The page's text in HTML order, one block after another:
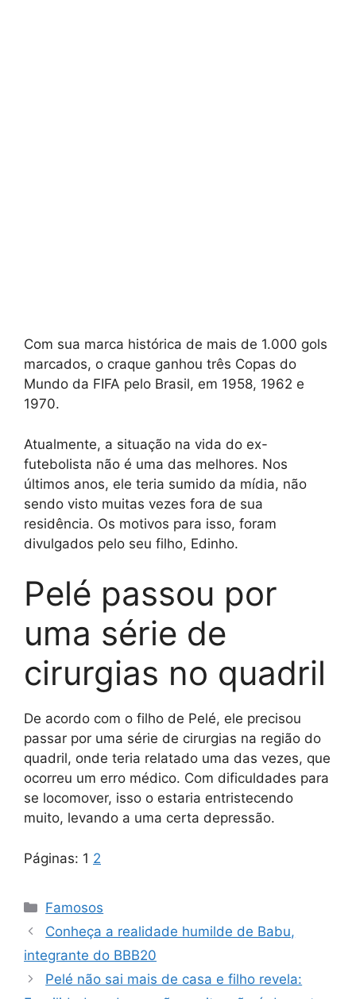
Com sua marca histórica de mais de 1.000 gols
marcados, o craque ganhou três Copas do
Mundo da FIFA pelo Brasil, em 1958, 1962 e
1970.
Atualmente, a situação na vida do ex-
futebolista não é uma das melhores. Nos
últimos anos, ele teria sumido da mídia, não
sendo visto muitas vezes fora de sua
residência. Os motivos para isso, foram
divulgados pelo seu filho, Edinho.
Pelé passou por
uma série de
cirurgias no quadril
De acordo com o filho de Pelé, ele precisou
passar por uma série de cirurgias na região do
quadril, onde teria relatado uma das vezes, que
ocorreu um erro médico. Com dificuldades para
se locomover, isso o estaria entristecendo
muito, levando a uma certa depressão.
Páginas: 1 2
Categorias
Famosos
Conheça a realidade humilde de Babu,
integrante do BBB20
Pelé não sai mais de casa e filho revela: